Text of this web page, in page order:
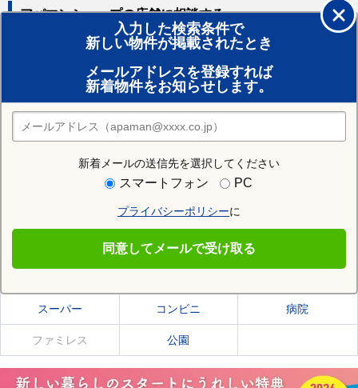
入力した検索条件で
新しい物件が掲載されたとき
メールアドレスを登録すれば
新着物件をお知らせします。
新着メールの送信先を選択してください
スマートフォン PC
プライバシーポリシーに
同意してメールで受け取る
アパマンショップの店舗に相談する
賃貸のプロがお部屋探し！
おまかせ物件リクエスト
住みたい街の店舗を探す
店舗検索
住む街研究所で歌志内市の情報を見る
歌志内市の施設一覧
スーパー コンビニ 病院
ファミレス 公園